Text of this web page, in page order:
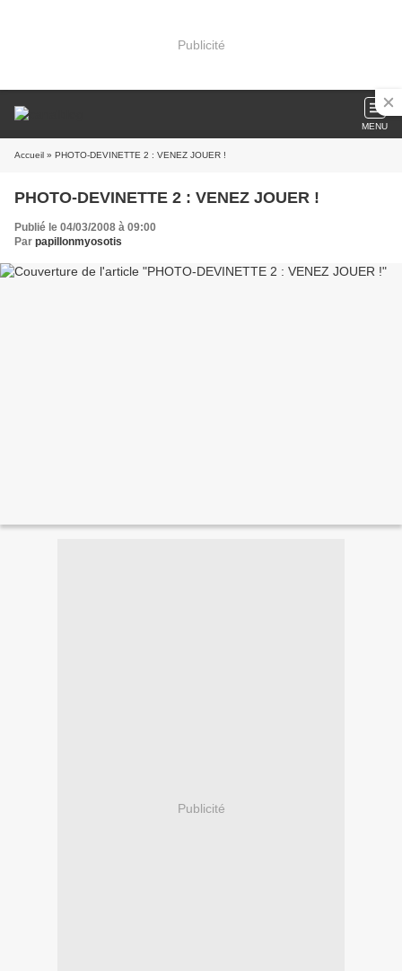
Publicité
MENU
Accueil » PHOTO-DEVINETTE 2 : VENEZ JOUER !
PHOTO-DEVINETTE 2 : VENEZ JOUER !
Publié le 04/03/2008 à 09:00
Par papillonmyosotis
Publicité